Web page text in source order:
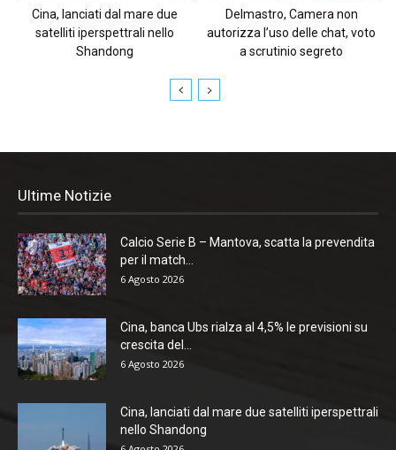
Cina, lanciati dal mare due
satelliti iperspettrali nello
Shandong
Delmastro, Camera non
autorizza l’uso delle chat, voto
a scrutinio segreto
Ultime Notizie
Calcio Serie B – Mantova, scatta la prevendita
per il match...
6 Agosto 2026
Cina, banca Ubs rialza al 4,5% le previsioni su
crescita del...
6 Agosto 2026
Cina, lanciati dal mare due satelliti iperspettrali
nello Shandong